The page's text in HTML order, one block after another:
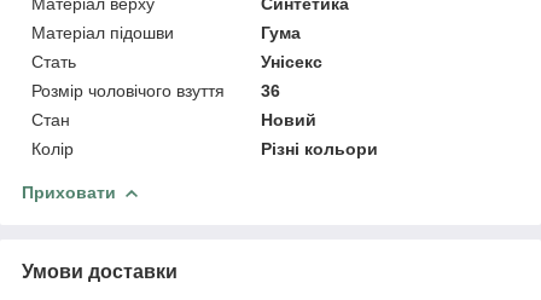
Матеріал підошви
Гума
Стать
Унісекс
Розмір чоловічого взуття
36
Стан
Новий
Колір
Різні кольори
Приховати
Умови доставки